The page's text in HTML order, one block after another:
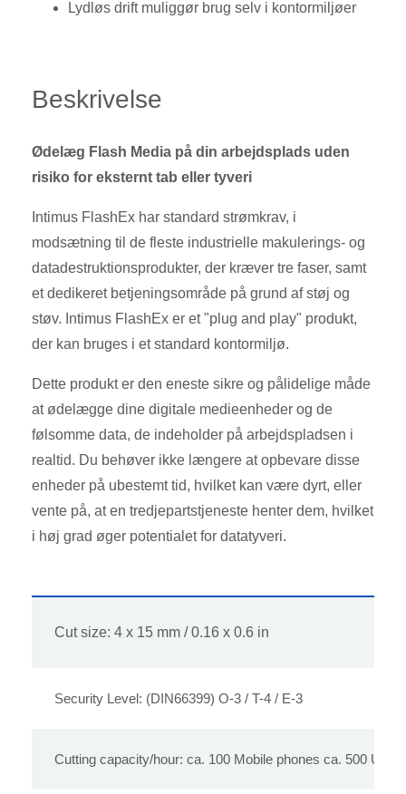
Lydløs drift muliggør brug selv i kontormiljøer
Beskrivelse
Ødelæg Flash Media på din arbejdsplads uden
risiko for eksternt tab eller tyveri
Intimus FlashEx har standard strømkrav, i
modsætning til de fleste industrielle makulerings- og
datadestruktionsprodukter, der kræver tre faser, samt
et dedikeret betjeningsområde på grund af støj og
støv. Intimus FlashEx er et "plug and play" produkt,
der kan bruges i et standard kontormiljø.
Dette produkt er den eneste sikre og pålidelige måde
at ødelægge dine digitale medieenheder og de
følsomme data, de indeholder på arbejdspladsen i
realtid. Du behøver ikke længere at opbevare disse
enheder på ubestemt tid, hvilket kan være dyrt, eller
vente på, at en tredjepartstjeneste henter dem, hvilket
i høj grad øger potentialet for datatyveri.
Cut size: 4 x 15 mm / 0.16 x 0.6 in
Security Level: (DIN66399) O-3 / T-4 / E-3
Cutting capacity/hour: ca. 100 Mobile phones ca. 500